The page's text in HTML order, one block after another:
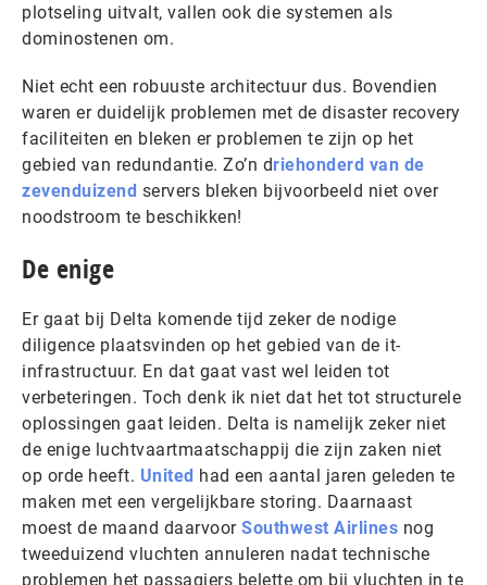
plotseling uitvalt, vallen ook die systemen als
dominostenen om.
Niet echt een robuuste architectuur dus. Bovendien
waren er duidelijk problemen met de disaster recovery
faciliteiten en bleken er problemen te zijn op het
gebied van redundantie. Zo’n driehonderd van de
zevenduizend servers bleken bijvoorbeeld niet over
noodstroom te beschikken!
De enige
Er gaat bij Delta komende tijd zeker de nodige
diligence plaatsvinden op het gebied van de it-
infrastructuur. En dat gaat vast wel leiden tot
verbeteringen. Toch denk ik niet dat het tot structurele
oplossingen gaat leiden. Delta is namelijk zeker niet
de enige luchtvaartmaatschappij die zijn zaken niet
op orde heeft. United had een aantal jaren geleden te
maken met een vergelijkbare storing. Daarnaast
moest de maand daarvoor Southwest Airlines nog
tweeduizend vluchten annuleren nadat technische
problemen het passagiers belette om bij vluchten in te